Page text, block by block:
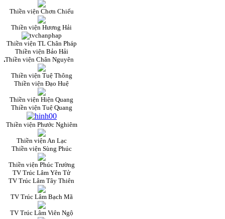
Thiền viện Chơn Chiếu
Thiền viện Hương Hải
Thiền viện TL Chân Pháp
Thiền viện Bảo Hải
Thiền viện Chân Nguyên
Thiền viện Tuệ Thông
Thiền viện Đạo Huệ
Thiền viện Hiện Quang
Thiền viện Tuệ Quang
Thiền viện Phước Nghiêm
Thiền viện An Lạc
Thiền viện Sùng Phúc
Thiền viện Phúc Trường
TV Trúc Lâm Yên Tử
TV Trúc Lâm Tây Thiên
TV Trúc Lâm Bạch Mã
TV Trúc Lâm Viên Ngộ